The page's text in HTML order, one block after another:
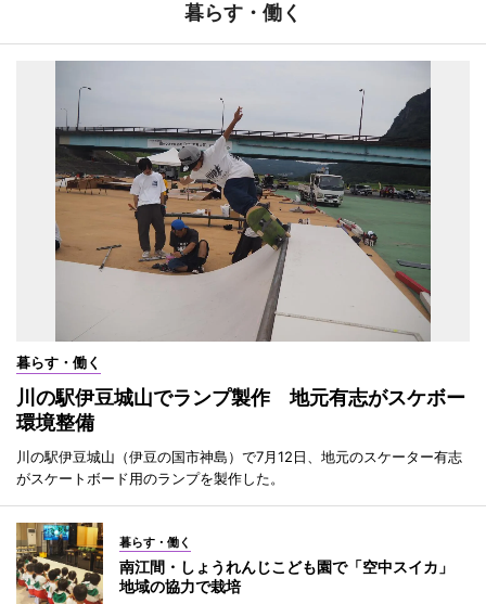
暮らす・働く
暮らす・働く
川の駅伊豆城山でランプ製作 地元有志がスケボー
環境整備
川の駅伊豆城山（伊豆の国市神島）で7月12日、地元のスケーター有志
がスケートボード用のランプを製作した。
暮らす・働く
南江間・しょうれんじこども園で「空中スイカ」
地域の協力で栽培